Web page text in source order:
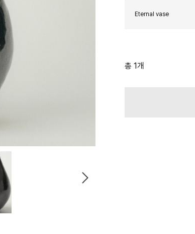
Eternal vase
총 1개